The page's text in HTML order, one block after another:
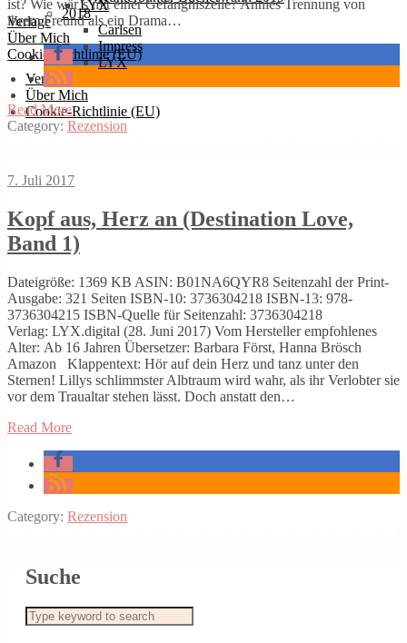
LYX
Verlage
Über Mich
Cookie-Richtlinie (EU)
2018
Carlsen
Impress
LYX
Verlage
Über Mich
Cookie-Richtlinie (EU)
ist? Wie wär’s mit einer Gefängniszelle? Annies Trennung von
ihrem Freund als ein Drama…
Read More
Category: Rezension
7. Juli 2017
Kopf aus, Herz an (Destination Love,
Band 1)
Dateigröße: 1369 KB ASIN: B01NA6QYR8 Seitenzahl der Print-
Ausgabe: 321 Seiten ISBN-10: 3736304218 ISBN-13: 978-
3736304215 ISBN-Quelle für Seitenzahl: 3736304218
Verlag: LYX.digital (28. Juni 2017) Vom Hersteller empfohlenes
Alter: Ab 16 Jahren Übersetzer: Barbara Först, Hanna Brösch
Amazon Klappentext: Hör auf dein Herz und tanz unter den
Sternen! Lillys schlimmster Albtraum wird wahr, als ihr Verlobter sie
vor dem Traualtar stehen lässt. Doch anstatt den…
Read More
Category: Rezension
Suche